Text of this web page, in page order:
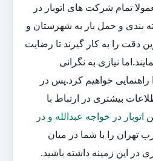
تمام شرکت های اتوبار در
بندی و حمل بار به شهرستان و
دقت را به کار گیرند تا رضایت
نیازی به نگرانی
خواهیم کرد.پس در
بیشتری در ارتباط با
اتوبار در خواجه عبدالله و در
تهران را با شما در میان
در این زمینه داشته باشید.